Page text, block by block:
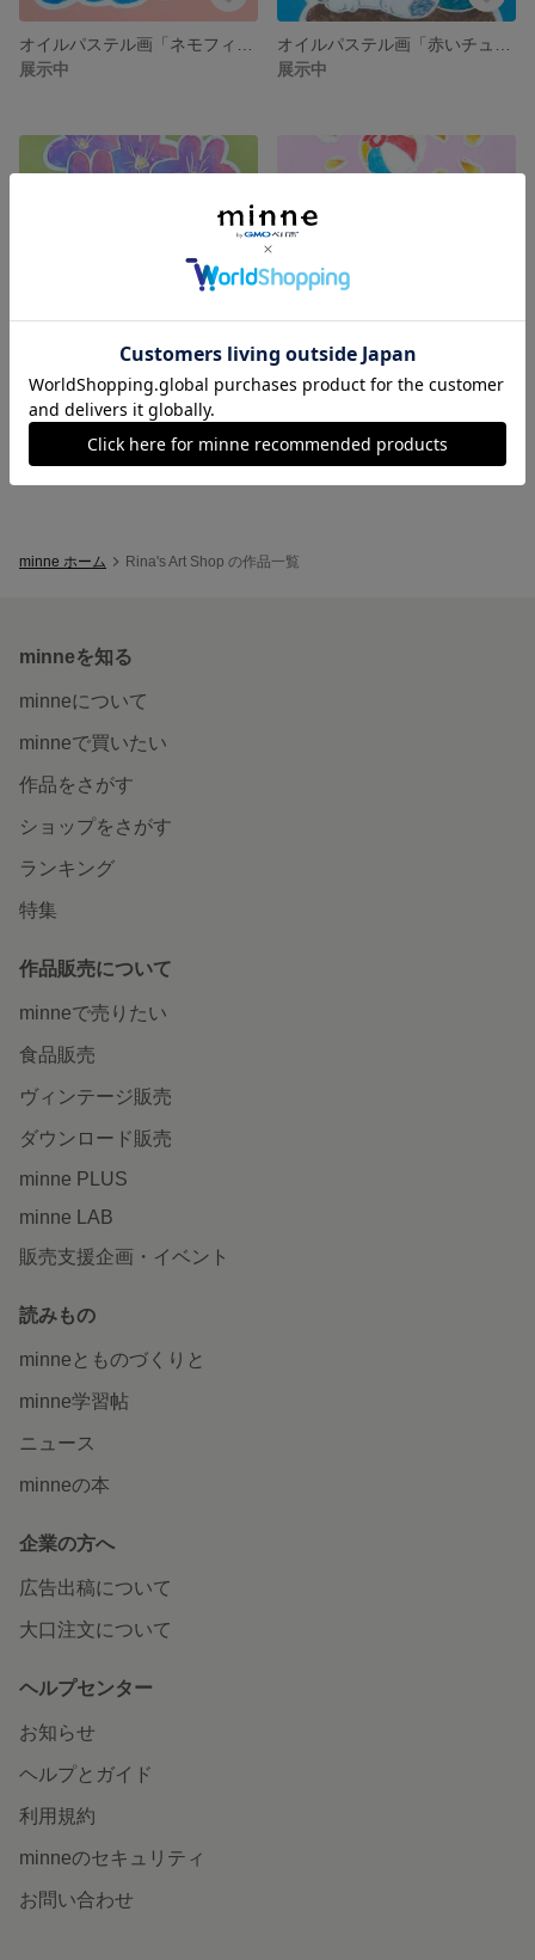
展示中
展示中
オイルパステル画「スミレと猫」 額入り
展示中
オイルパステル画「フリージアと紙風船にじゃれる猫」 額入り
展示中
minne ホーム Rina's Art Shop の作品一覧
minneを知る
minneについて
minneで買いたい
作品をさがす
ショップをさがす
ランキング
特集
作品販売について
minneで売りたい
食品販売
ヴィンテージ販売
ダウンロード販売
minne PLUS
minne LAB
販売支援企画・イベント
読みもの
minneとものづくりと
minne学習帖
ニュース
minneの本
企業の方へ
広告出稿について
大口注文について
ヘルプセンター
お知らせ
ヘルプとガイド
利用規約
minneのセキュリティ
お問い合わせ